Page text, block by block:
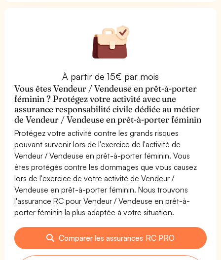
À partir de 15€ par mois
Vous êtes Vendeur / Vendeuse en prêt-à-porter
féminin ? Protégez votre activité avec une
assurance responsabilité civile dédiée au métier
de Vendeur / Vendeuse en prêt-à-porter féminin
Protégez votre activité contre les grands risques
pouvant survenir lors de l'exercice de l'activité de
Vendeur / Vendeuse en prêt-à-porter féminin. Vous
êtes protégés contre les dommages que vous causez
lors de l'exercice de votre activité de Vendeur /
Vendeuse en prêt-à-porter féminin. Nous trouvons
l'assurance RC pour Vendeur / Vendeuse en prêt-à-
porter féminin la plus adaptée à votre situation.
Comparer les assurances RC PRO